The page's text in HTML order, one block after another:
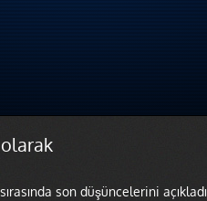
son düşüncelerini açıkladı.